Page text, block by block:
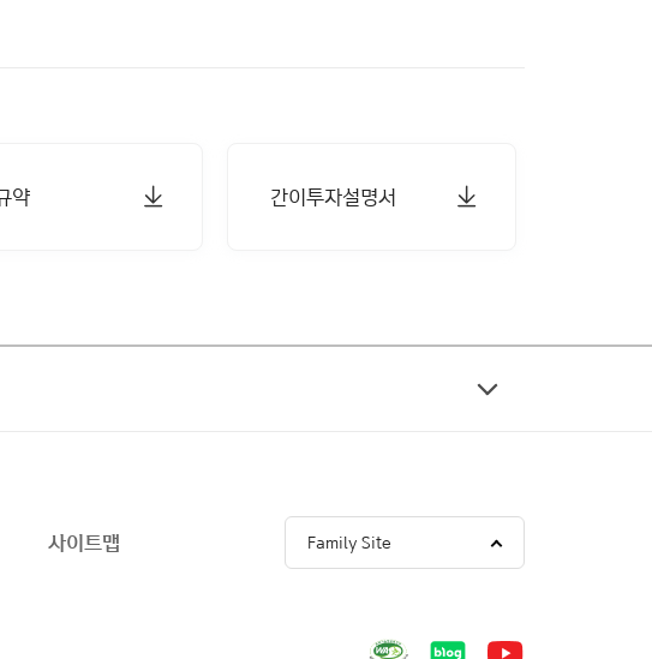
약 간이투자설명서
사이트맵 Family Site